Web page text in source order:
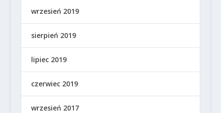
wrzesień 2019
sierpień 2019
lipiec 2019
czerwiec 2019
wrzesień 2017